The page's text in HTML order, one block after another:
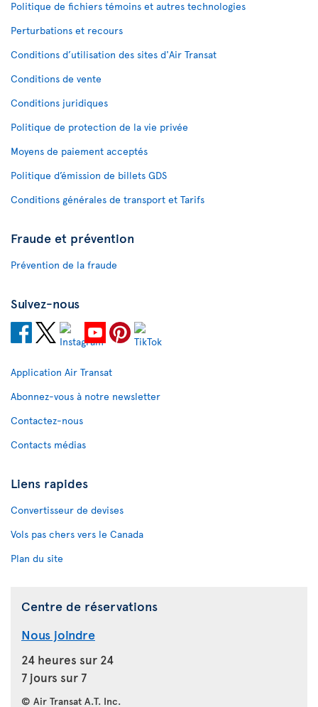
Politique de fichiers témoins et autres technologies
Perturbations et recours
Conditions d’utilisation des sites d'Air Transat
Conditions de vente
Conditions juridiques
Politique de protection de la vie privée
Moyens de paiement acceptés
Politique d’émission de billets GDS
Conditions générales de transport et Tarifs
Fraude et prévention
Prévention de la fraude
Suivez-nous
Application Air Transat
Abonnez-vous à notre newsletter
Contactez-nous
Contacts médias
Liens rapides
Convertisseur de devises
Vols pas chers vers le Canada
Plan du site
Centre de réservations
Nous joindre
24 heures sur 24
7 jours sur 7
© Air Transat A.T. Inc.